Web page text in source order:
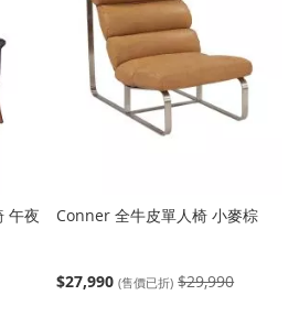
午夜
Conner 全牛皮單人椅 小麥棕
$27,990 (售價已折) $29,990